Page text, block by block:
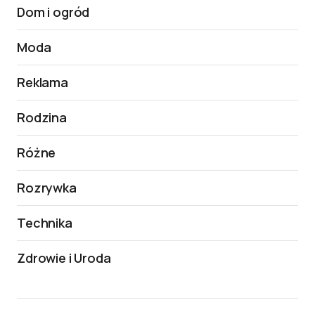
Dom i ogród
Moda
Reklama
Rodzina
Różne
Rozrywka
Technika
Zdrowie i Uroda